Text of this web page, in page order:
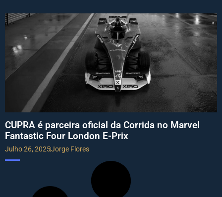
CUPRA é parceira oficial da Corrida no Marvel
Fantastic Four London E-Prix
Julho 26, 2025Jorge Flores